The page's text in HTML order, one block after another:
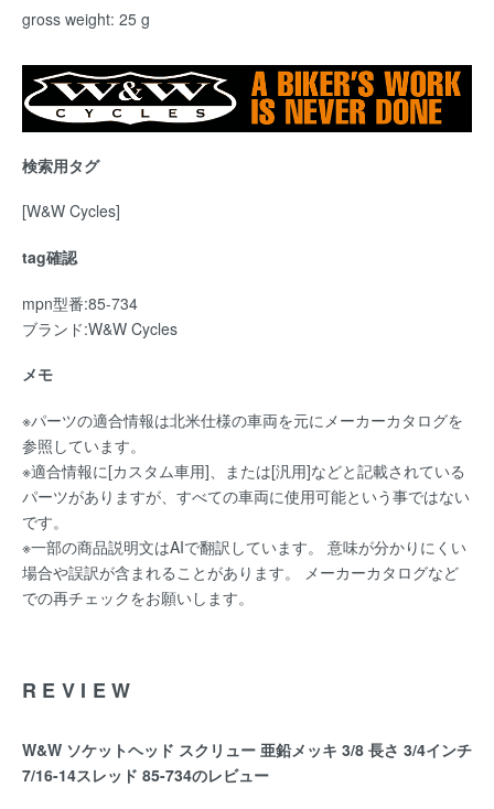
gross weight: 25 g
検索用タグ
[W&W Cycles]
tag確認
mpn型番:85-734
ブランド:W&W Cycles
メモ
※パーツの適合情報は北米仕様の車両を元にメーカーカタログを
参照しています。
※適合情報に[カスタム車用]、または[汎用]などと記載されている
パーツがありますが、すべての車両に使用可能という事ではない
です。
※一部の商品説明文はAIで翻訳しています。 意味が分かりにくい
場合や誤訳が含まれることがあります。 メーカーカタログなど
での再チェックをお願いします。
REVIEW
W&W ソケットヘッド スクリュー 亜鉛メッキ 3/8 長さ 3/4インチ
7/16-14スレッド 85-734のレビュー